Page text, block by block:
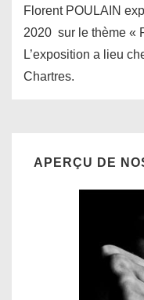
Florent POULAIN
2020 sur le thème «
L’exposition a lieu
Chartres.
APERÇU DE